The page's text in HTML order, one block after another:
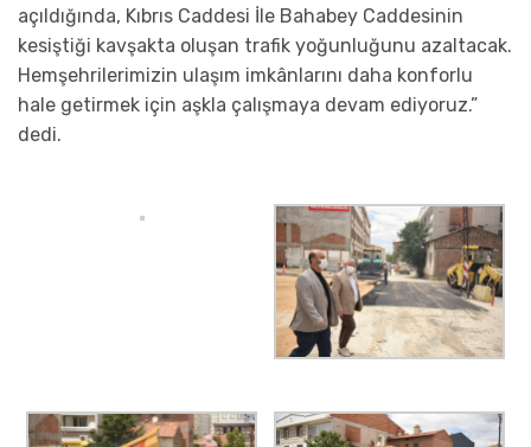
açıldığında, Kıbrıs Caddesi İle Bahabey Caddesinin
kesiştiği kavşakta oluşan trafik yoğunluğunu azaltacak.
Hemşehrilerimizin ulaşım imkânlarını daha konforlu
hale getirmek için aşkla çalışmaya devam ediyoruz.”
dedi.